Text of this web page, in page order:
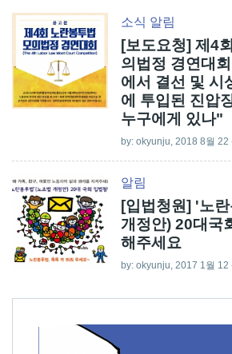
소식 알림
[보도요청] 제4
의법정 경연대
에서 결선 및 시
에 투입된 진압
누구에게 있나"
by: okyunju , 2018 8월
알림
[입법청원] '노
개정안) 20대국
해주세요
by: okyunju , 2017 1월